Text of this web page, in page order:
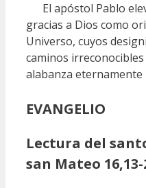
El apóstol Pablo
gracias a Dios como
Universo, cuyos
caminos
alabanza
EVANGELIO
Lectura del
san Mateo 16,13-